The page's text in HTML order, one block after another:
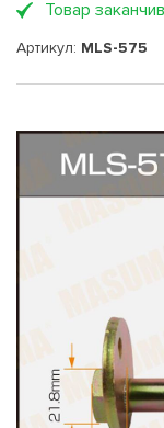
Товар
Артикул: MLS-575